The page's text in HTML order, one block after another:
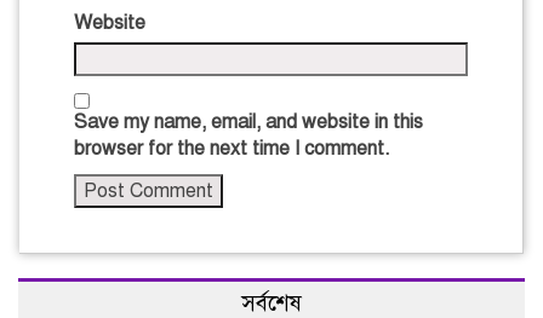
Website
Save my name, email, and website in this
browser for the next time I comment.
সর্বশেষ